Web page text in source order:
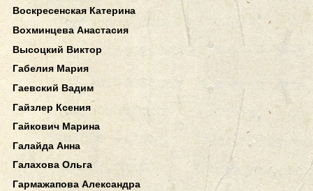
Воскресенская Катерина
Вохминцева Анастасия
Высоцкий Виктор
Габелия Мария
Гаевский Вадим
Гайзлер Ксения
Гайкович Марина
Галайда Анна
Галахова Ольга
Гармажапова Александра